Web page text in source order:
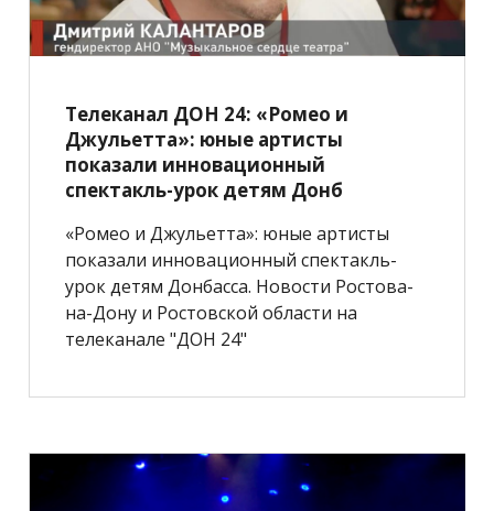
Телеканал ДОН 24: «Ромео и
Джульетта»: юные артисты
показали инновационный
спектакль-урок детям Донб
«Ромео и Джульетта»: юные артисты
показали инновационный спектакль-
урок детям Донбасса. Новости Ростова-
на-Дону и Ростовской области на
телеканале "ДОН 24"